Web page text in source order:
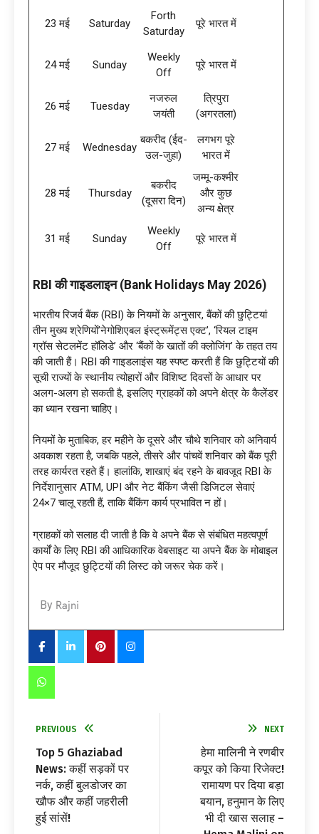
23 मई Saturday
Forth
Saturday
पूरे भारत में
24 मई Sunday
Weekly
Off
पूरे भारत में
26 मई Tuesday
नजरुल
जयंती
त्रिपुरा
(अगरतला)
27 मई Wednesday
बकरीद (ईद-
उल-जुहा)
लगभग पूरे
भारत में
28 मई Thursday
बकरीद
(दूसरा दिन)
जम्मू-कश्मीर
और कुछ
अन्य क्षेत्र
31 मई Sunday
Weekly
Off
पूरे भारत में
RBI की गाइडलाइन (Bank Holidays May 2026)
भारतीय रिजर्व बैंक (RBI) के नियमों के अनुसार, बैंकों की छुट्टियां
तीन मुख्य श्रेणियों’नेगोशिएबल इंस्ट्रूमेंट्स एक्ट’, ‘रियल टाइम
ग्रॉस सेटलमेंट हॉलिडे’ और ‘बैंकों के खातों की क्लोजिंग’ के तहत तय
की जाती हैं। RBI की गाइडलाइंस यह स्पष्ट करती हैं कि छुट्टियों की
सूची राज्यों के स्थानीय त्योहारों और विशिष्ट दिवसों के आधार पर
अलग-अलग हो सकती है, इसलिए ग्राहकों को अपने क्षेत्र के कैलेंडर
का ध्यान रखना चाहिए।
नियमों के मुताबिक, हर महीने के दूसरे और चौथे शनिवार को अनिवार्य
अवकाश रहता है, जबकि पहले, तीसरे और पांचवें शनिवार को बैंक पूरी
तरह कार्यरत रहते हैं। हालांकि, शाखाएं बंद रहने के बावजूद RBI के
निर्देशानुसार ATM, UPI और नेट बैंकिंग जैसी डिजिटल सेवाएं
24×7 चालू रहती हैं, ताकि बैंकिंग कार्य प्रभावित न हों।
ग्राहकों को सलाह दी जाती है कि वे अपने बैंक से संबंधित महत्वपूर्ण
कार्यों के लिए RBI की आधिकारिक वेबसाइट या अपने बैंक के मोबाइल
ऐप पर मौजूद छुट्टियों की लिस्ट को जरूर चेक करें।
By Rajni
PREVIOUS
Top 5 Ghaziabad
News: कहीं सड़कों पर
नर्क, कहीं बुलडोजर का
खौफ और कहीं जहरीली
हुई सांसें!
NEXT
हेमा मालिनी ने रणबीर
कपूर को किया रिजेक्ट!
रामायण पर दिया बड़ा
बयान, हनुमान के लिए
भी दी खास सलाह –